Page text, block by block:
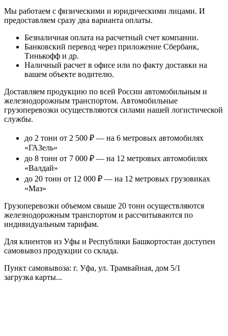
Мы работаем с физическими и юридическими лицами. И
предоставляем сразу два варианта оплаты.
Безналичная оплата на расчетный счет компании.
Банковский перевод через приложение Сбербанк,
Тинькофф и др.
Наличный расчет в офисе или по факту доставки на
вашем объекте водителю.
Доставляем продукцию по всей России автомобильным и
железнодорожным транспортом. Автомобильные
грузоперевозки осуществляются силами нашей логистической
службы.
до 2 тонн от 2 500 ₽ — на 6 метровых автомобилях
«ГАЗель»
до 8 тонн от 7 000 ₽ — на 12 метровых автомобилях
«Валдай»
до 20 тонн от 12 000 ₽ — на 12 метровых грузовиках
«Маз»
Грузоперевозки объемом свыше 20 тонн осуществляются
железнодорожным транспортом и рассчитываются по
индивидуальным тарифам.
Для клиентов из Уфы и Республики Башкортостан доступен
самовывоз продукции со склада.
Пункт самовывоза: г. Уфа, ул. Трамвайная, дом 5/1
загрузка карты...